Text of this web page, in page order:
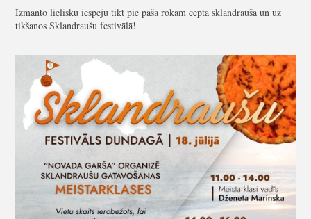
Izmanto lielisku iespēju tikt pie paša rokām cepta sklandrauša un uz
tikšanos Sklandraušu festivālā!